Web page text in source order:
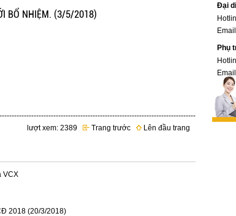
BỔ NHIỆM. (3/5/2018)
lượt xem: 2389
Trang trước Lên đầu trang
VCX
2018 (20/3/2018)
Đại
Phụ